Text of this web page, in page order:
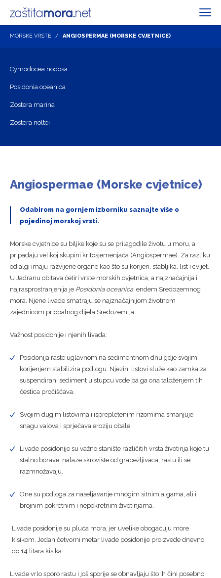
MORSKE VRSTE ANGIOSPERMAE (MORSKE CVJETNICE)
Cymodocea nodosa
Posidonia oceanica
Zostera marina
Zostera noltei
Angiospermae (Morske cvjetnice)
Odabirom na gornjem izborniku saznajte više o
pojedinoj morskoj vrsti.
Morske cvjetnice su biljke koje su se prilagodile životu u moru, a
pripadaju velikoj skupini kritosjemenjača (Angiospermae). Za razliku
od algi imaju razvijene organe kao što su korijen, stabljika, list i cvijet.
U Jadranu obitava četiri vrste morskih cvjetnica, a najznačajnija i
najrasprostranjenija je Posidonia oceanica, endem Sredozemnog
mora. Njene livade smatraju se najznačajnijom životnom
zajednicom priobalnog dijela Sredozemlja.
Važnost posidonije i njenih livada:
Posidonija raste uglavnom na sedimentnom dnu gdje svojim
korijenjem stabilizira podlogu. Njezini listovi služe kao zamka za
suspendirani sediment u stupcu vode pa ga ona taloženjem tih
čestica pročišćava.
Svojim dugim listovima i isprepletenim rizomima smanjuje
snagu valova i sprječava eroziju obale.
Livade posidonije su važno stanište različitih vrsta životinja koje tu
stalno borave, nalaze skrovište od grabežljivaca, rastu ili se
razmnožavaju.
One su podloga za naseljavanje mnogim sitnim algama, ali i
brojnim pokretnim i nepokretnim životinjama.
Livade posidonije su pluća mora, jer uvelike obogaćuju more
kisikom. Jedan četvorni metar livade posidonije proizvede dnevno
do 14 litara kisika.
Livade vrlo sporo rastu i još sporije se obnavljaju što ih čini posebno